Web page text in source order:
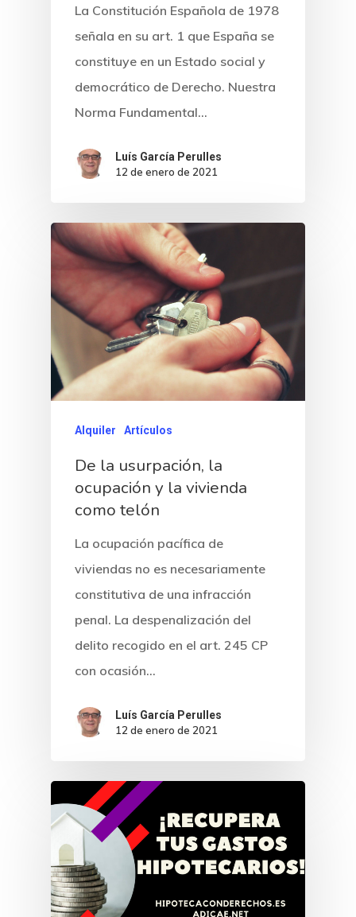
La Constitución Española de 1978
señala en su art. 1 que España se
constituye en un Estado social y
democrático de Derecho. Nuestra
Norma Fundamental…
Luís García Perulles
12 de enero de 2021
Alquiler Artículos
De la usurpación, la
ocupación y la vivienda
como telón
La ocupación pacífica de
viviendas no es necesariamente
constitutiva de una infracción
penal. La despenalización del
delito recogido en el art. 245 CP
con ocasión…
Luís García Perulles
12 de enero de 2021